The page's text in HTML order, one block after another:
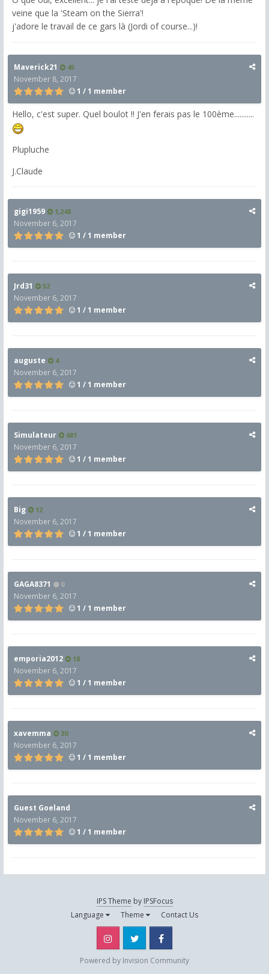
veine que la 'Steam on the Sierra'!
j'adore le travail de ce gars là (Jordi of course...)!
Maverick21 45
November 8, 2017
1 / 1 member
Hello, c'est super. Quel boulot !! J'en ferais pas le 100ème...........
Plupluche
J.Claude
gigi1959 1,248
November 6, 2017
1 / 1 member
Jrd31 52
November 6, 2017
1 / 1 member
auguste 4
November 6, 2017
1 / 1 member
Simulateur 681
November 6, 2017
1 / 1 member
Big 12
November 6, 2017
1 / 1 member
GAGA8371 0
November 6, 2017
1 / 1 member
emporia2012 18
November 6, 2017
1 / 1 member
xavemma 30
November 6, 2017
1 / 1 member
Guest Goeland
November 6, 2017
1 / 1 member
IPS Theme by IPSFocus
Language
Theme Contact Us
Instagram Twitter
Powered by Invision Community